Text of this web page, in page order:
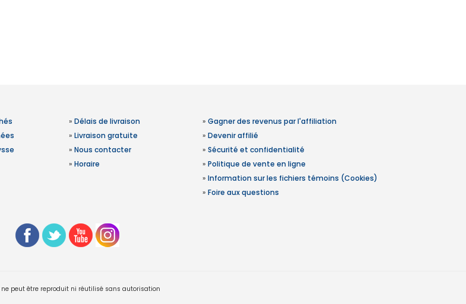
» Délais de livraison
» Livraison gratuite
» Nous contacter
» Horaire
» Gagner des revenus par l'affiliation
» Devenir affilié
» Sécurité et confidentialité
» Politique de vente en ligne
» Information sur les fichiers témoins (Cookies)
» Foire aux questions
peut être reproduit ni réutilisé sans autorisation